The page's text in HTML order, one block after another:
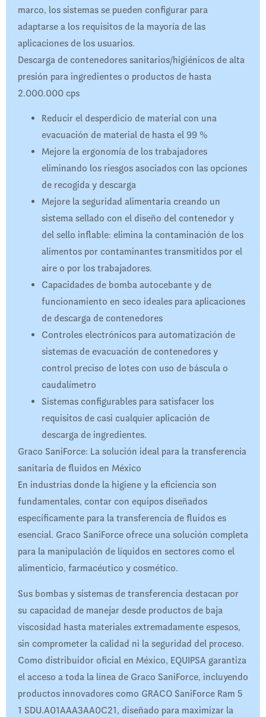
marco, los sistemas se pueden configurar para
adaptarse a los requisitos de la mayoría de las
aplicaciones de los usuarios.
Descarga de contenedores sanitarios/higiénicos de alta
presión para ingredientes o productos de hasta
2.000.000 cps
Reducir el desperdicio de material con una
evacuación de material de hasta el 99 %
Mejore la ergonomía de los trabajadores
eliminando los riesgos asociados con las opciones
de recogida y descarga
Mejore la seguridad alimentaria creando un
sistema sellado con el diseño del contenedor y
del sello inflable: elimina la contaminación de los
alimentos por contaminantes transmitidos por el
aire o por los trabajadores.
Capacidades de bomba autocebante y de
funcionamiento en seco ideales para aplicaciones
de descarga de contenedores
Controles electrónicos para automatización de
sistemas de evacuación de contenedores y
control preciso de lotes con uso de báscula o
caudalímetro
Sistemas configurables para satisfacer los
requisitos de casi cualquier aplicación de
descarga de ingredientes.
Graco SaniForce: La solución ideal para la transferencia
sanitaria de fluidos en México
En industrias donde la higiene y la eficiencia son
fundamentales, contar con equipos diseñados
específicamente para la transferencia de fluidos es
esencial. Graco SaniForce ofrece una solución completa
para la manipulación de líquidos en sectores como el
alimenticio, farmacéutico y cosmético.
Sus bombas y sistemas de transferencia destacan por
su capacidad de manejar desde productos de baja
viscosidad hasta materiales extremadamente espesos,
sin comprometer la calidad ni la seguridad del proceso.
Como distribuidor oficial en México, EQUIPSA garantiza
el acceso a toda la línea de Graco SaniForce, incluyendo
productos innovadores como GRACO SaniForce Ram 5
1 SDU.A01AAA3AA0C21, diseñado para maximizar la